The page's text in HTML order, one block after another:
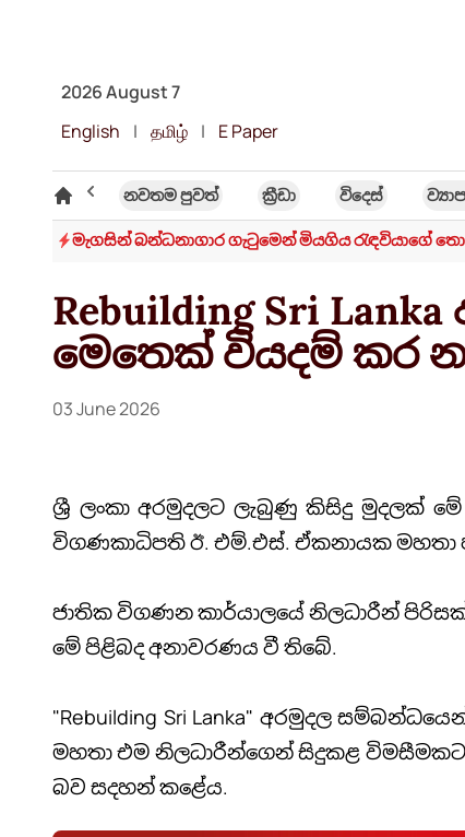
2026 August 7
English
| தமிழ் | E Paper
විශේෂ ලිිපි නවතම පුවත් ක්‍රී​ඩා විදෙස්
මැගසින් බන්ධනාගාර ගැටුමෙන් මියගිය රැඳවියාගේ
Rebuilding Sri
මෙතෙක් වියදම් කර
03 June 2026
ශ්‍රී ලංකා අරමුදලට ලැබුණු කිසිදු මුදලක්
විගණකාධිපති ඊ. එම්.එස්. ඒකනායක මහතා
ජාතික විගණන කාර්යාලයේ නිලධාරීන් පිරිසක්
මේ පිළිබද අනාවරණය වී තිබේ.
"Rebuilding Sri Lanka" අරමුදල
මහතා එම නිලධාරීන්ගෙන් සිදුකළ
බව සදහන් කළේය.